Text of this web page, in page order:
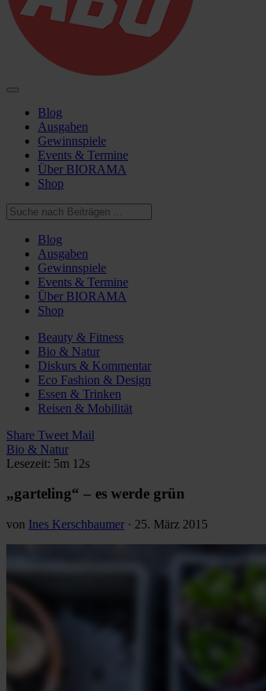
Blog
Ausgaben
Gewinnspiele
Events & Termine
Über BIORAMA
Shop
Blog
Ausgaben
Gewinnspiele
Events & Termine
Über BIORAMA
Shop
Beauty & Fitness
Bio & Natur
Diskurs & Kommentar
Eco Fashion & Design
Essen & Trinken
Reisen & Mobilität
Share Tweet Mail
Bio & Natur
Lesezeit: 5m 12s
„garteling“ – es werde grün
von Ines Kerschbaumer · 25. März 2015